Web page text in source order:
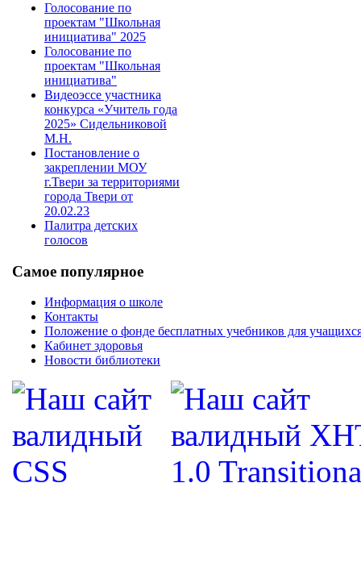
Голосование по
проектам "Школьная
инициатива" 2025
Голосование по
проектам "Школьная
инициатива"
Видеоэссе участника
конкурса «Учитель года
2025» Сидельниковой
М.Н.
Постановление о
закреплении МОУ
г.Твери за территориями
города Твери от
20.02.23
Палитра детских
голосов
Самое популярное
Информация о школе
Контакты
Положение о фонде бесплатных учебников для
Кабинет здоровья
Новости библиотеки